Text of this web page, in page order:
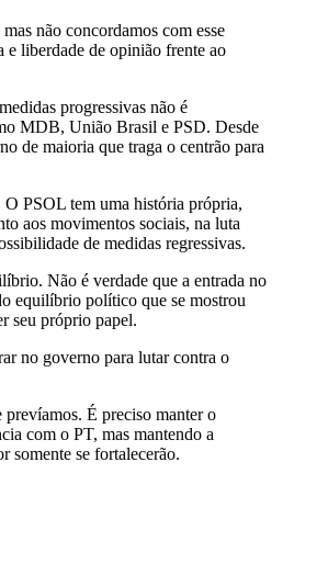
não concordamos com esse
e liberdade de opinião frente ao
progressivas não é
MDB, União Brasil e PSD. Desde
de maioria que traga o centrão para
O PSOL tem uma história própria,
aos movimentos sociais, na luta
de medidas regressivas.
Não é verdade que a entrada no
equilíbrio político que se mostrou
seu próprio papel.
no governo para lutar contra o
prevíamos. É preciso manter o
com o PT, mas mantendo a
somente se fortalecerão.